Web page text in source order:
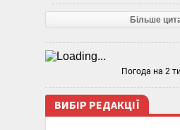
Більше
Погода на 2
ВИБІР РЕДАКЦІЇ